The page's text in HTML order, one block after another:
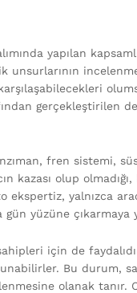
yapılan
unsurlarının
gerçekleştirilen
fren sistemi,
kazası olup
ekspertiz, yalnızca
yüzüne çıkarmaya
için de
Bu durum,
olanak tanır.